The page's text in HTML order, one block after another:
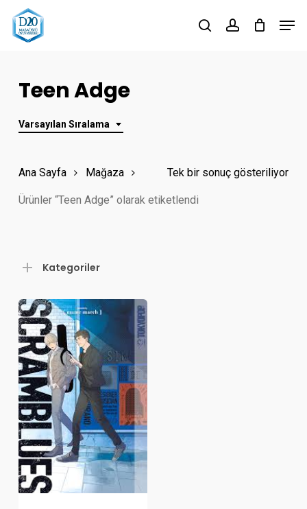
Skip
searchaccount
Teen Adge
Varsayılan Sıralama
Tek bir sonuç gösteriliyor
Ana Sayfa Mağaza
Ürünler “Teen Adge” olarak etiketlendi
Kategoriler